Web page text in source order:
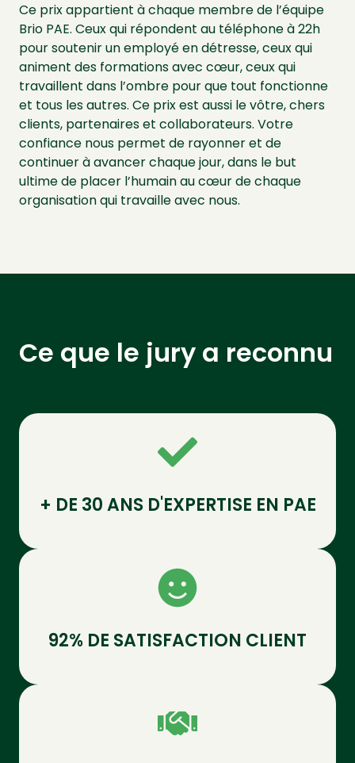
Ce prix appartient à chaque membre de l’équipe
Brio PAE. Ceux qui répondent au téléphone à 22h
pour soutenir un employé en détresse, ceux qui
animent des formations avec cœur, ceux qui
travaillent dans l’ombre pour que tout fonctionne
et tous les autres. Ce prix est aussi le vôtre, chers
clients, partenaires et collaborateurs. Votre
confiance nous permet de rayonner et de
continuer à avancer chaque jour, dans le but
ultime de placer l’humain au cœur de chaque
organisation qui travaille avec nous.
Ce que le jury a reconnu
+ DE 30 ANS D'EXPERTISE EN PAE
92% DE SATISFACTION CLIENT